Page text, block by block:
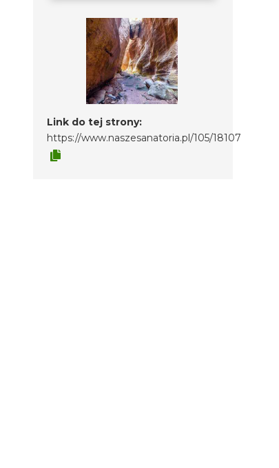
Link do tej strony:
https://www.naszesanatoria.pl/105/18107